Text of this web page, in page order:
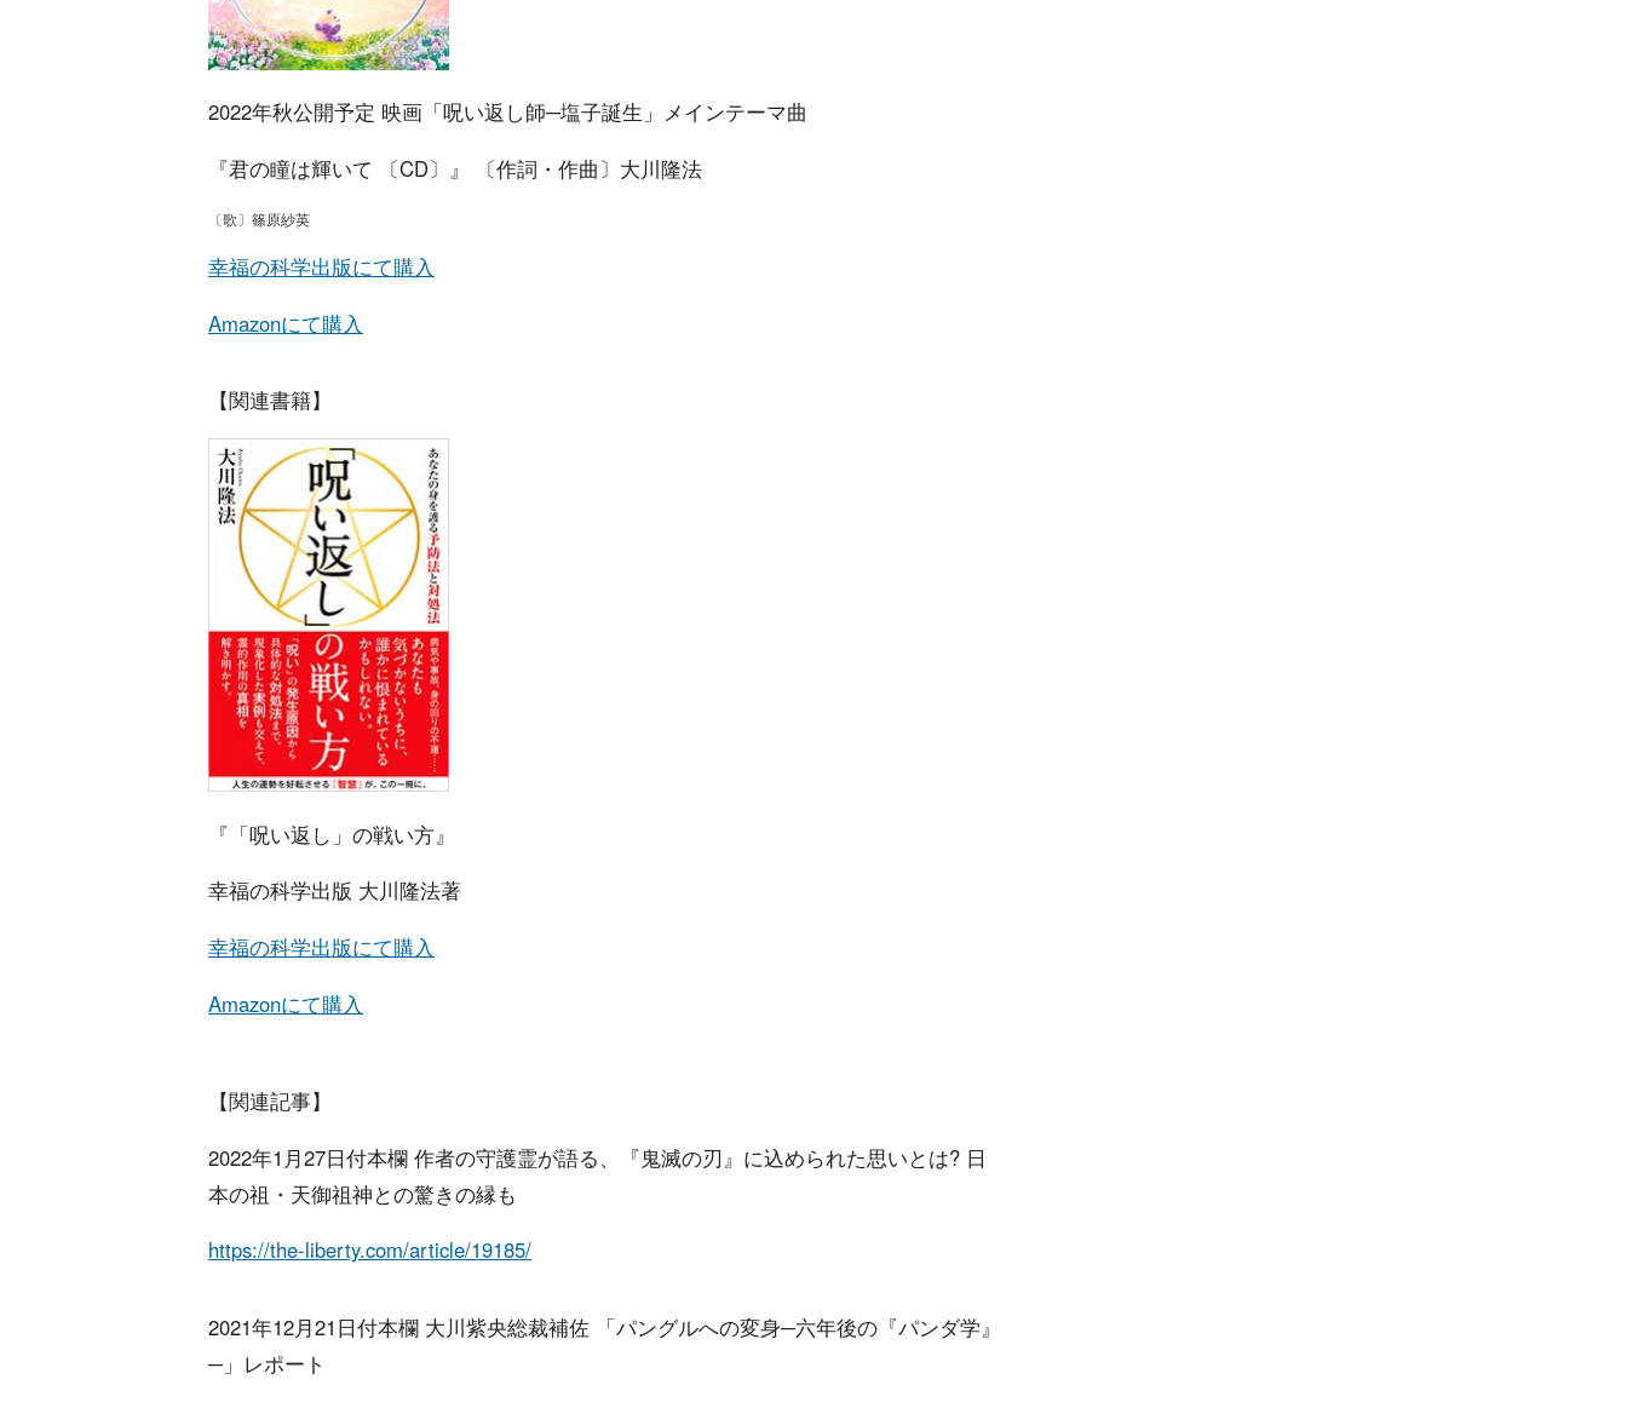
2022年秋公開予定 映画「呪い返し師─塩子誕生」メインテーマ曲
『君の瞳は輝いて 〔CD〕』 〔作詞・作曲〕大川隆法
〔歌〕篠原紗英
幸福の科学出版にて購入
Amazonにて購入
【関連書籍】
『「呪い返し」の戦い方』
幸福の科学出版 大川隆法著
幸福の科学出版にて購入
Amazonにて購入
【関連記事】
2022年1月27日付本欄 作者の守護霊が語る、『鬼滅の刃』に込められた思いとは? 日
本の祖・天御祖神との驚きの縁も
https://the-liberty.com/article/19185/
2021年12月21日付本欄 大川紫央総裁補佐 「パングルへの変身─六年後の『パンダ学』
─」レポート